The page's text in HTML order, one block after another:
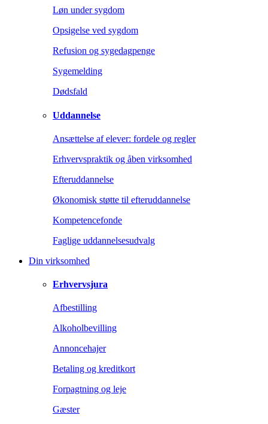
Løn under sygdom
Opsigelse ved sygdom
Refusion og sygedagpenge
Sygemelding
Dødsfald
Uddannelse
Ansættelse af elever: fordele og regler
Erhvervspraktik og åben virksomhed
Efteruddannelse
Økonomisk støtte til efteruddannelse
Kompetencefonde
Faglige uddannelsesudvalg
Din virksomhed
Erhvervsjura
Afbestilling
Alkoholbevilling
Annoncehajer
Betaling og kreditkort
Forpagtning og leje
Gæster